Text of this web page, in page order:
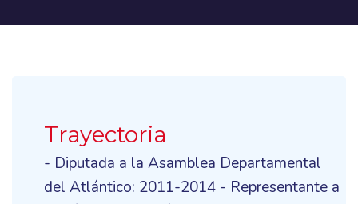
Trayectoria
- Diputada a la Asamblea Departamental
del Atlántico: 2011-2014 - Representante a